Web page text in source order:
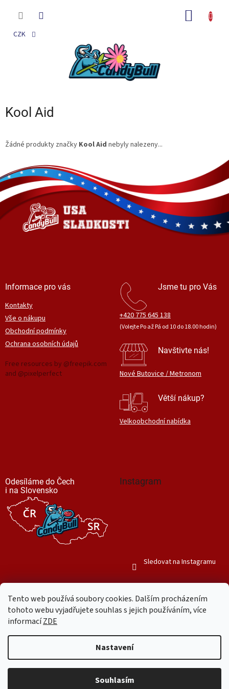
Tento web používá soubory cookies. Dalším procházením
tohoto webu vyjadřujete souhlas s jejich používáním, více
informacíZDE
Nastavení
Souhlasím
CZK
Kool Aid
Žádné produkty značky Kool Aid nebyly nalezeny...
á
p
a
í
Informace pro vás
Kontakty
Vše o nákupu
Obchodní podmínky
Ochrana osobních údajů
Free resources by @freepik.com
and @pixelperfect
Jsme tu pro Vás
+420 775 645 138
(Volejte Po až Pá od 10 do 18.00 hodin)
Navštivte nás!
Nové Butovice / Metronom
Větší nákup?
Velkoobchodní nabídka
Odesíláme do Čech
i na Slovensko
Instagram
Sledovat na Instagramu
Copyright 2026Mr. Candy Bull. Všechna práva vyhrazena.Upravit
nastavení cookies